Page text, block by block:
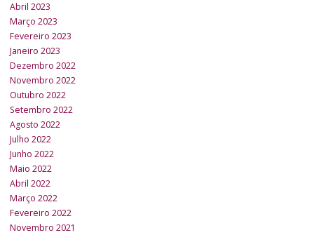
Abril 2023
Março 2023
Fevereiro 2023
Janeiro 2023
Dezembro 2022
Novembro 2022
Outubro 2022
Setembro 2022
Agosto 2022
Julho 2022
Junho 2022
Maio 2022
Abril 2022
Março 2022
Fevereiro 2022
Novembro 2021